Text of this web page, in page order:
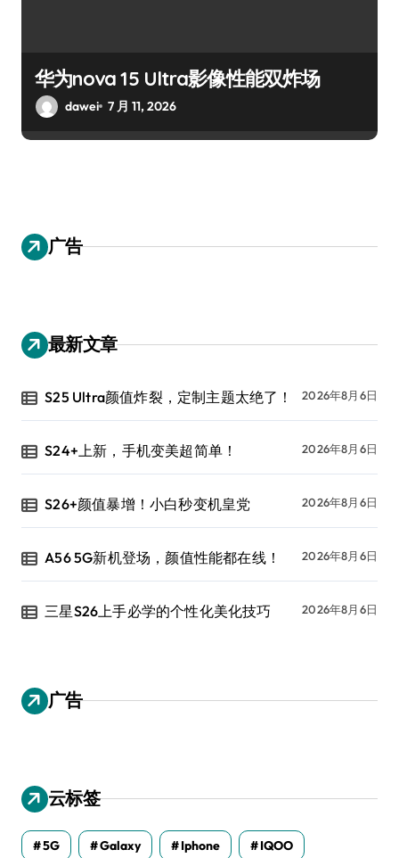
华为nova 15 Ultra影像性能双炸场
dawei 7 月 11, 2026
广告
最新文章
S25 Ultra颜值炸裂，定制主题太绝了！ 2026年8月6日
S24+上新，手机变美超简单！ 2026年8月6日
S26+颜值暴增！小白秒变机皇党 2026年8月6日
A56 5G新机登场，颜值性能都在线！ 2026年8月6日
三星S26上手必学的个性化美化技巧 2026年8月6日
广告
云标签
5G Galaxy Iphone IQOO